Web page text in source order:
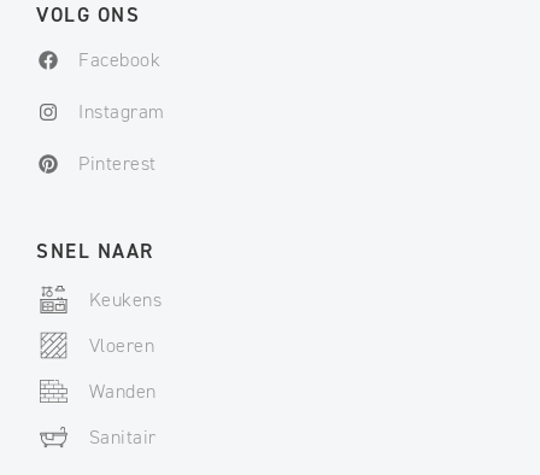
VOLG ONS
Facebook
Instagram
Pinterest
SNEL NAAR
Keukens
Vloeren
Wanden
Sanitair